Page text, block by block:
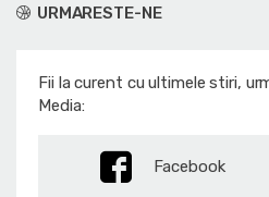
URMARESTE-NE
Fii la curent cu ultimele stiri,
Media:
Facebook